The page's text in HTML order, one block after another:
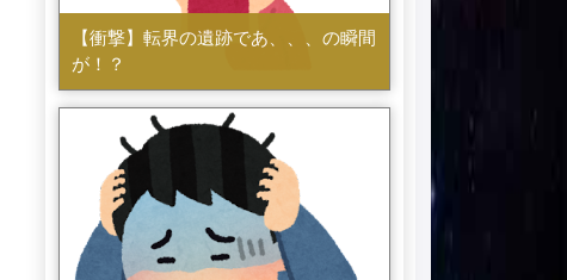
【衝撃】転界の遺跡であ、、、の瞬間
が！？